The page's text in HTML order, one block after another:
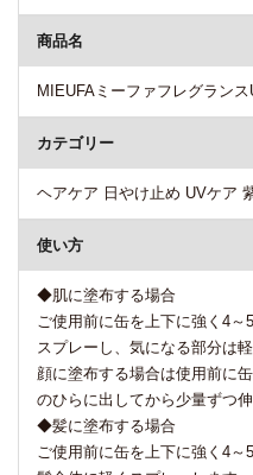
商品名
MIEUFAミーファフレグラン
カテゴリー
ヘアケア 日やけ止め UVケア
使い方
◆肌に塗布する場合
ご使用前に缶を上下に強く4
スプレーし、気になる部分は
顔に塗布する場合は使用前に
のひらに出してから少量ずつ伸
◆髪に塗布する場合
ご使用前に缶を上下に強く4